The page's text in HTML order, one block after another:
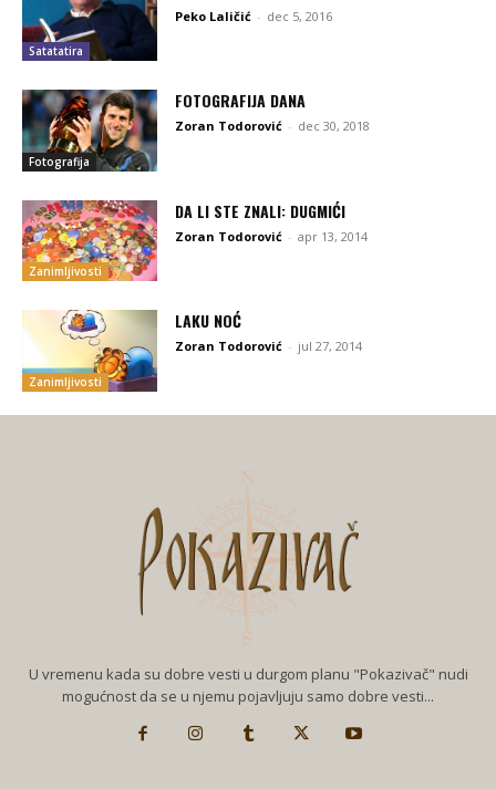
Satatatira
Peko Laličić - dec 5, 2016
Fotografija
FOTOGRAFIJA DANA
Zoran Todorović - dec 30, 2018
Zanimljivosti
DA LI STE ZNALI: DUGMIĆI
Zoran Todorović - apr 13, 2014
Zanimljivosti
LAKU NOĆ
Zoran Todorović - jul 27, 2014
U vremenu kada su dobre vesti u durgom planu "Pokazivač" nudi
mogućnost da se u njemu pojavljuju samo dobre vesti...